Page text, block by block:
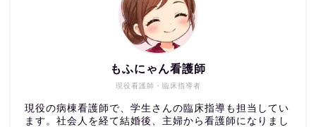
現役看護師・臨床指導者
もふにゃん看護師
現役の病棟看護師で、学生さんの臨床指導も担当してい
ます。社会人を経て結婚後、主婦から看護師になりまし